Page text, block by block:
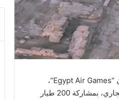
“
Egypt Air Games“،
والذي تشارك في رعايته وزارة السياحة والآثار ممثلة في هيئة تنشيط السياحة، ويستمر حتى 27 نوفمبر الجاري، بمشاركة 200 طيار